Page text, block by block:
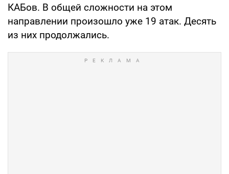
КАБов. В общей сложности на этом
направлении произошло уже 19 атак. Десять
из них продолжались.